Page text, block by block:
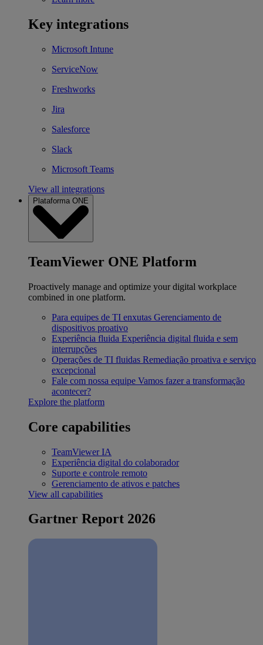
Key integrations
Microsoft Intune
ServiceNow
Freshworks
Jira
Salesforce
Slack
Microsoft Teams
View all integrations
Plataforma ONE
TeamViewer ONE Platform
Proactively manage and optimize your digital workplace
combined in one platform.
Para equipes de TI enxutas Gerenciamento de
dispositivos proativo
Experiência fluida Experiência digital fluida e sem
interrupções
Operações de TI fluidas Remediação proativa e serviço
excepcional
Fale com nossa equipe Vamos fazer a transformação
acontecer?
Explore the platform
Core capabilities
TeamViewer IA
Experiência digital do colaborador
Suporte e controle remoto
Gerenciamento de ativos e patches
View all capabilities
Gartner Report 2026